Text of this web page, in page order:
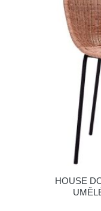
HOUSE